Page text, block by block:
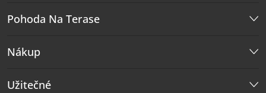
Pohoda Na Terase
Nákup
Užitečné